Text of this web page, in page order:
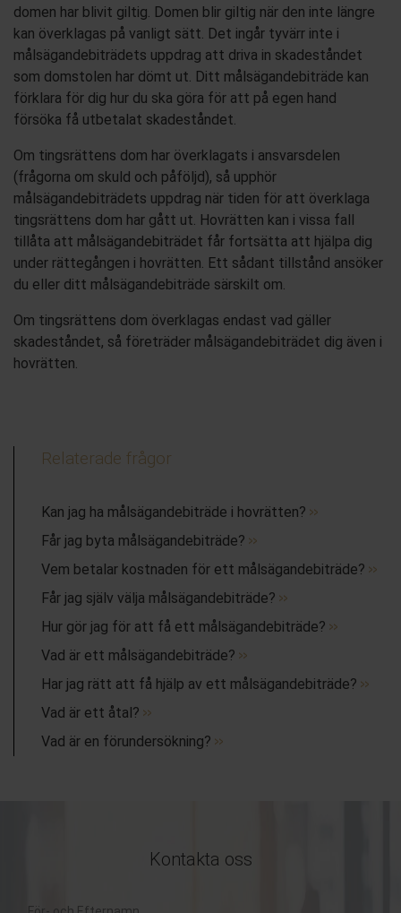
domen har blivit giltig. Domen blir giltig när den inte längre
kan överklagas på vanligt sätt. Det ingår tyvärr inte i
målsägandebiträdets uppdrag att driva in skadeståndet
som domstolen har dömt ut. Ditt målsägandebiträde kan
förklara för dig hur du ska göra för att på egen hand
försöka få utbetalat skadeståndet.
Om tingsrättens dom har överklagats i ansvarsdelen
(frågorna om skuld och påföljd), så upphör
målsägandebiträdets uppdrag när tiden för att överklaga
tingsrättens dom har gått ut. Hovrätten kan i vissa fall
tillåta att målsägandebiträdet får fortsätta att hjälpa dig
under rättegången i hovrätten. Ett sådant tillstånd ansöker
du eller ditt målsägandebiträde särskilt om.
Om tingsrättens dom överklagas endast vad gäller
skadeståndet, så företräder målsägandebiträdet dig även i
hovrätten.
Relaterade frågor
Kan jag ha målsägandebiträde i hovrätten?
Får jag byta målsägandebiträde?
Vem betalar kostnaden för ett målsägandebiträde?
Får jag själv välja målsägandebiträde?
Hur gör jag för att få ett målsägandebiträde?
Vad är ett målsägandebiträde?
Har jag rätt att få hjälp av ett målsägandebiträde?
Vad är ett åtal?
Vad är en förundersökning?
Kontakta oss